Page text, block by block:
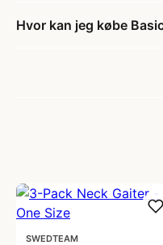
Hvor kan jeg købe
SWEDTEAM